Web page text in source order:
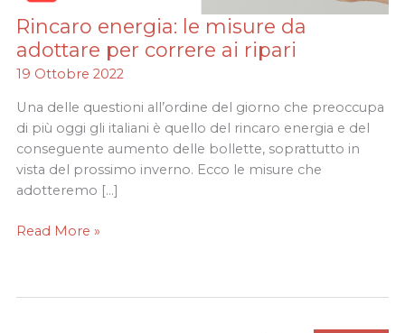
Rincaro energia: le misure da
adottare per correre ai ripari
19 Ottobre 2022
Una delle questioni all’ordine del giorno che preoccupa
di più oggi gli italiani è quello del rincaro energia e del
conseguente aumento delle bollette, soprattutto in
vista del prossimo inverno. Ecco le misure che
adotteremo […]
Rincaro
energia:
le
da
adottare
per
correre
ai
Read More »